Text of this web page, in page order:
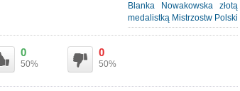
Blanka Nowakowska złotą
medalistką Mistrzostw Polski
0
50%
0
50%